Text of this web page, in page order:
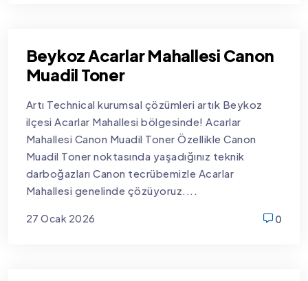
Beykoz Acarlar Mahallesi Canon
Muadil Toner
Artı Technical kurumsal çözümleri artık Beykoz
ilçesi Acarlar Mahallesi bölgesinde! Acarlar
Mahallesi Canon Muadil Toner Özellikle Canon
Muadil Toner noktasında yaşadığınız teknik
darboğazları Canon tecrübemizle Acarlar
Mahallesi genelinde çözüyoruz....
27 Ocak 2026
0